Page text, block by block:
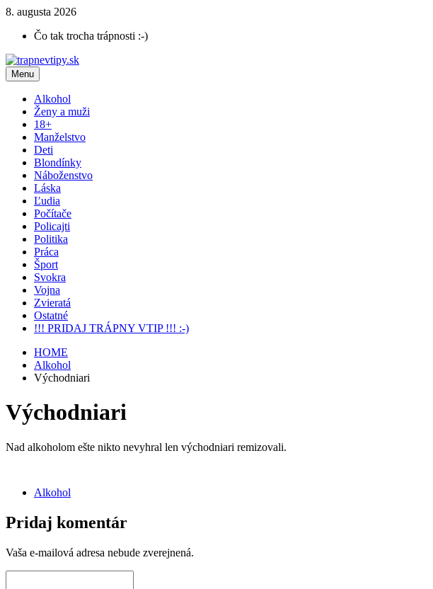
8. augusta 2026
Čo tak trocha trápnosti :-)
Menu
Alkohol
Ženy a muži
18+
Manželstvo
Deti
Blondínky
Náboženstvo
Láska
Ľudia
Počítače
Policajti
Politika
Práca
Šport
Svokra
Vojna
Zvieratá
Ostatné
!!! PRIDAJ TRÁPNY VTIP !!! :-)
HOME
Alkohol
Východniari
Východniari
Nad alkoholom ešte nikto nevyhral len východniari remizovali.
Alkohol
Pridaj komentár
Vaša e-mailová adresa nebude zverejnená.